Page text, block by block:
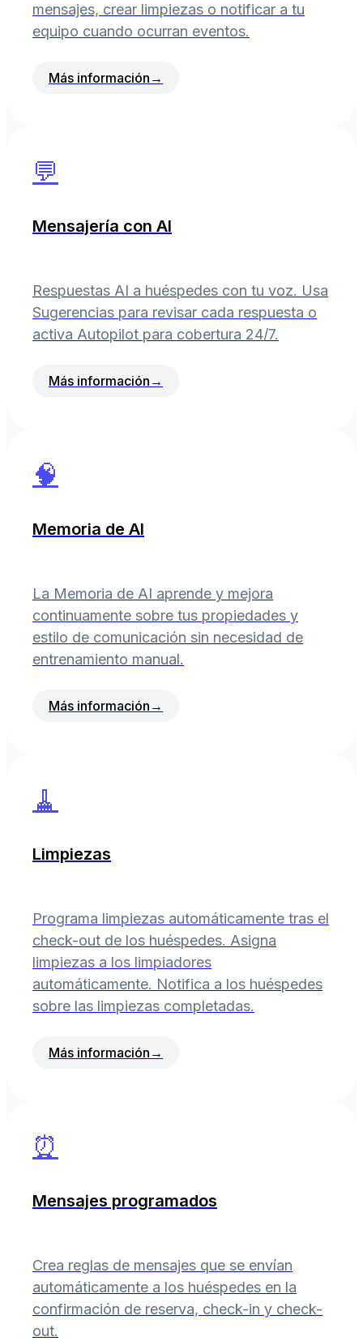
mensajes, crear limpiezas o notificar a tu
equipo cuando ocurran eventos.
Más información →
💬
Mensajería con AI
Respuestas AI a huéspedes con tu voz. Usa
Sugerencias para revisar cada respuesta o
activa Autopilot para cobertura 24/7.
Más información →
🧠
Memoria de AI
La Memoria de AI aprende y mejora
continuamente sobre tus propiedades y
estilo de comunicación sin necesidad de
entrenamiento manual.
Más información →
🧹
Limpiezas
Programa limpiezas automáticamente tras el
check-out de los huéspedes. Asigna
limpiezas a los limpiadores
automáticamente. Notifica a los huéspedes
sobre las limpiezas completadas.
Más información →
⏰
Mensajes programados
Crea reglas de mensajes que se envían
automáticamente a los huéspedes en la
confirmación de reserva, check-in y check-
out.